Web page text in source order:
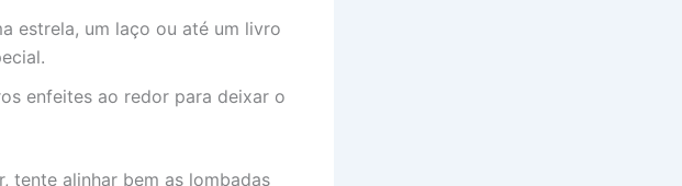
estrela, um laço ou até um livro
enfeites ao redor para deixar o
tente alinhar bem as lombadas